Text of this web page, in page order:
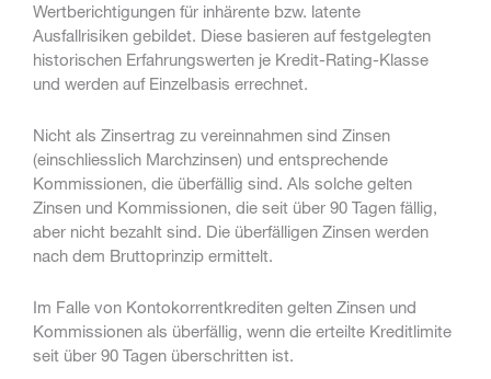
Wertberichtigungen für inhärente bzw. latente
Ausfallrisiken gebildet. Diese basieren auf festgelegten
historischen Erfahrungswerten je Kredit-Rating-Klasse
und werden auf Einzelbasis errechnet.
Nicht als Zinsertrag zu vereinnahmen sind Zinsen
(einschliesslich Marchzinsen) und entsprechende
Kommissionen, die überfällig sind. Als solche gelten
Zinsen und Kommissionen, die seit über 90 Tagen fällig,
aber nicht bezahlt sind. Die überfälligen Zinsen werden
nach dem Bruttoprinzip ermittelt.
Im Falle von Kontokorrentkrediten gelten Zinsen und
Kommissionen als überfällig, wenn die erteilte Kreditlimite
seit über 90 Tagen überschritten ist.